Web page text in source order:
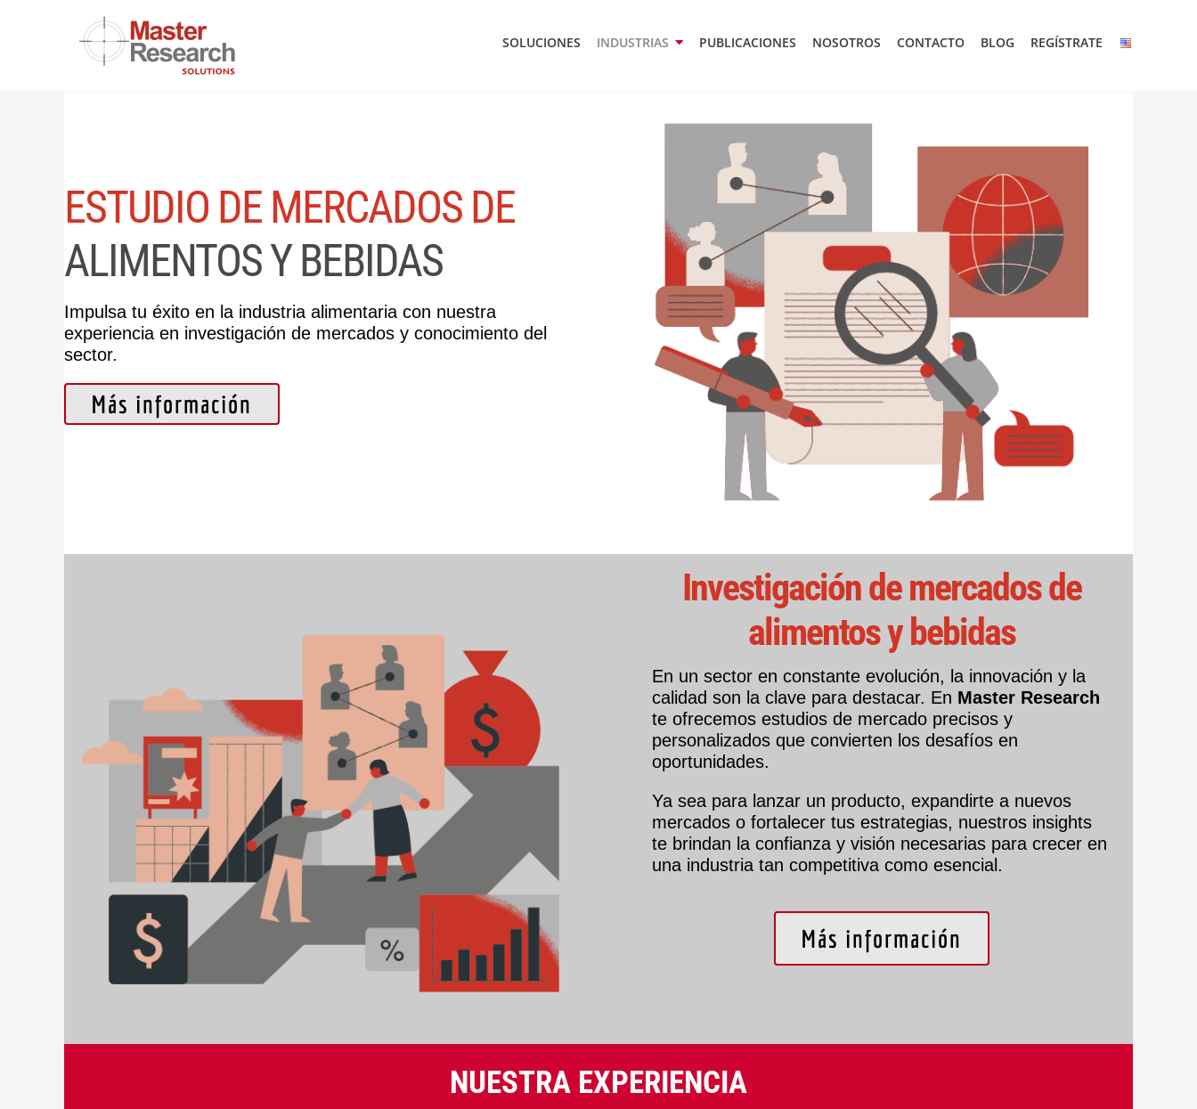
SOLUCIONES INDUSTRIAS PUBLICACIONES NOSOTROS CONTACTO BLOG REGÍSTRATE
ESTUDIO DE MERCADOS DE
Impulsa tu éxito en la industria alimentaria con nuestra
experiencia en investigación de mercados y conocimiento del
sector.
Más información
Investigación de mercados de
alimentos y bebidas
En un sector en constante evolución, la innovación y la
calidad son la clave para destacar. En Master Research
te ofrecemos estudios de mercado precisos y
personalizados que convierten los desafíos en
oportunidades.
Ya sea para lanzar un producto, expandirte a nuevos
mercados o fortalecer tus estrategias, nuestros insights
te brindan la confianza y visión necesarias para crecer en
una industria tan competitiva como esencial.
Más información
NUESTRA EXPERIENCIA